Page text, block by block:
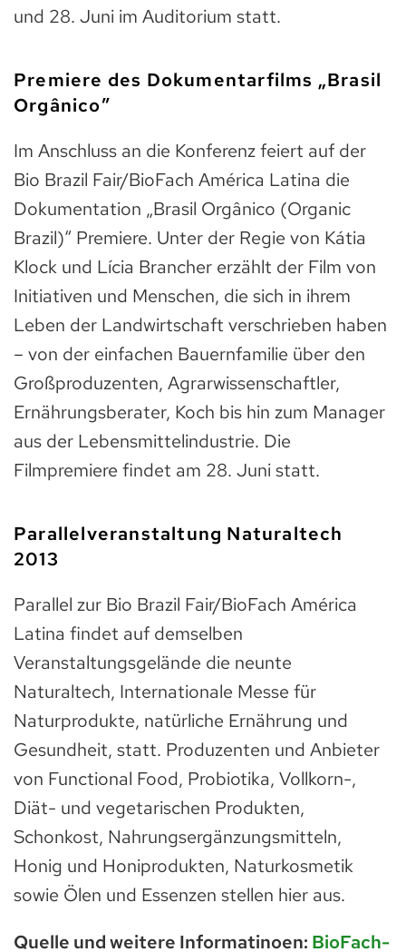
und 28. Juni im Auditorium statt.
Premiere des Dokumentarfilms „Brasil
Orgânico”
Im Anschluss an die Konferenz feiert auf der
Bio Brazil Fair/BioFach América Latina die
Dokumentation „Brasil Orgânico (Organic
Brazil)“ Premiere. Unter der Regie von Kátia
Klock und Lícia Brancher erzählt der Film von
Initiativen und Menschen, die sich in ihrem
Leben der Landwirtschaft verschrieben haben
– von der einfachen Bauernfamilie über den
Großproduzenten, Agrarwissenschaftler,
Ernährungsberater, Koch bis hin zum Manager
aus der Lebensmittelindustrie. Die
Filmpremiere findet am 28. Juni statt.
Parallelveranstaltung Naturaltech
2013
Parallel zur Bio Brazil Fair/BioFach América
Latina findet auf demselben
Veranstaltungsgelände die neunte
Naturaltech, Internationale Messe für
Naturprodukte, natürliche Ernährung und
Gesundheit, statt. Produzenten und Anbieter
von Functional Food, Probiotika, Vollkorn-,
Diät- und vegetarischen Produkten,
Schonkost, Nahrungsergänzungsmitteln,
Honig und Honiprodukten, Naturkosmetik
sowie Ölen und Essenzen stellen hier aus.
Quelle und weitere Informatinoen: BioFach-